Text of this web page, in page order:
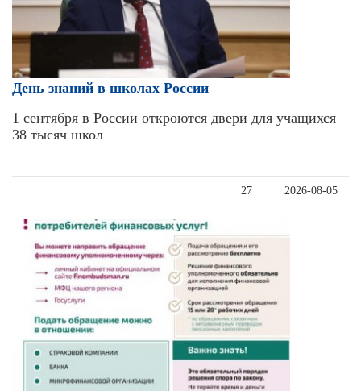
День знаний в школах России
1 сентября в России откроются двери для учащихся
38 тысяч школ
2026-08-05
27